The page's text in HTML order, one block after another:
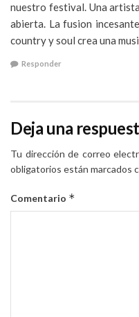
nuestro festival. Una
abierta. La fusion
country y soul crea una
Responder
Deja una
Tu dirección de correo
obligatorios están marcados
Comentario *